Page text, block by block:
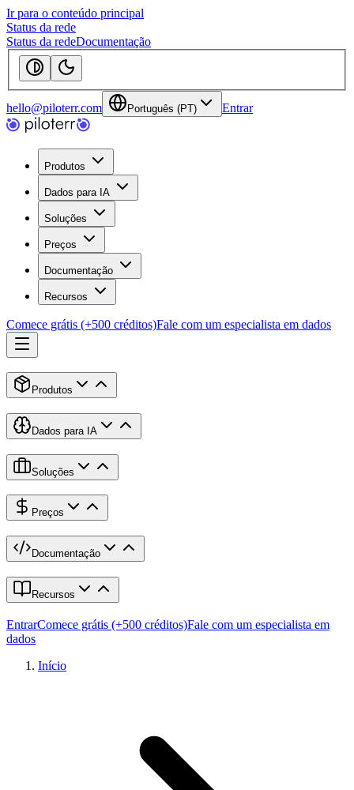
Ir para o conteúdo principal
Status da rede
Status da redeDocumentação
hello@piloterr.com Português (PT) Entrar
Produtos
Dados para IA
Soluções
Preços
Documentação
Recursos
Comece grátis (+500 créditos)Fale com um especialista em dados
Produtos
Dados para IA
Soluções
Preços
Documentação
Recursos
EntrarComece grátis (+500 créditos)Fale com um especialista em
dados
Início